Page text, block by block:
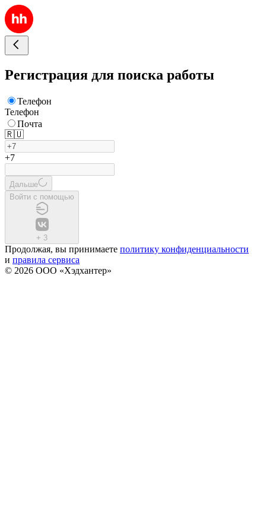
Регистрация для поиска работы
Телефон
Телефон
Почта
🇷🇺
+7
Дальше
Войти с помощью
+ 3
Продолжая, вы принимаете политику конфиденциальности
и правила сервиса
© 2026 ООО «Хэдхантер»